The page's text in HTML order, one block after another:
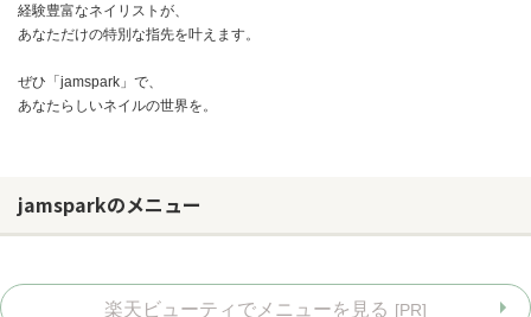
経験豊富なネイリストが、
あなただけの特別な指先を叶えます。
ぜひ「jamspark」で、
あなたらしいネイルの世界を。
jamsparkのメニュー
楽天ビューティでメニューを見る [PR]